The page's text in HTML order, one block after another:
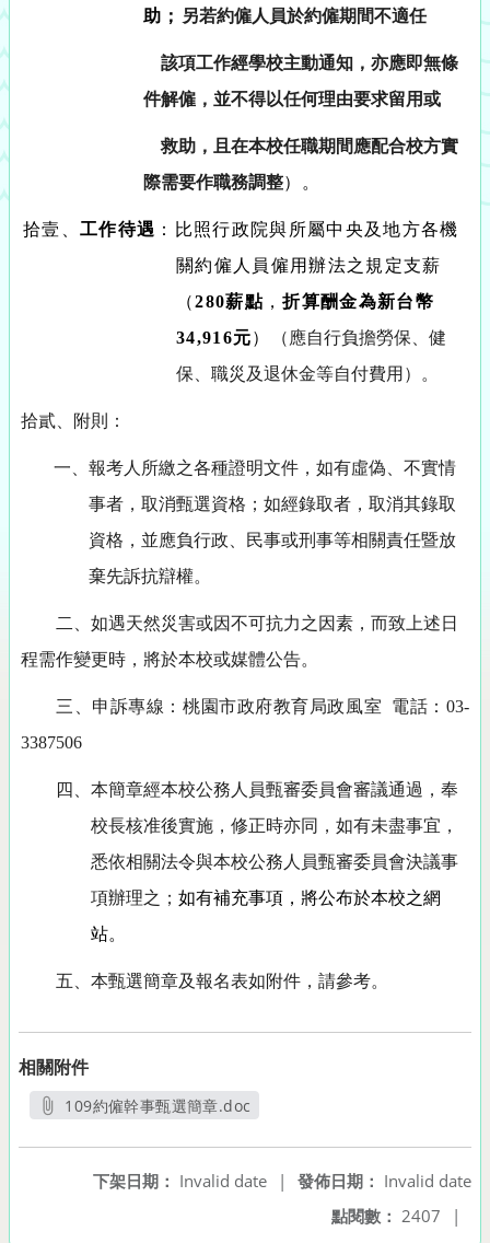
助； 另若約僱人員於約僱期間不適任
該項工作經學校主動通知，亦應即無條
件解僱，並不得以任何理由要求留用或
救助，且在本校任職期間應配合校方實
際需要作職務調整）。
拾壹、 工作待遇 ：比照行政院與所屬中央及地方各機
關約僱人員僱用辦法之規定支薪
（280薪點 ，折算酬金為新台幣
34,916元）
（應自行負擔勞保、健
保、職災及退休金等自付費用）。
拾貳、附則：
一、報考人所繳之各種證明文件，如有虛偽、不實情
事者，取消甄選資格；如經錄取者，取消其錄取
資格，並應負行政、民事或刑事等相關責任暨放
棄先訴抗辯權。
二、如遇天然災害或因不可抗力之因素，而致上述日
程需作變更時，將於本校或媒體公告。
三、申訴專線： 桃園市政府教育局政風室 電話：03-
3387506
四、本簡章經本校公務人員甄審委員會審議通過，奉
校長核准後實施，修正時亦同，如有未盡事宜，
悉依相關法令與本校公務人員甄審委員會決議事
項辦理之； 如有補充事項，將公布於本校之網
站。
五、本甄選簡章及報名表如附件，請參考。
相關附件
109約僱幹事甄選簡章.doc
發佈日期： Invalid date
下架日期： Invalid date
|
點閱數： 2407 |